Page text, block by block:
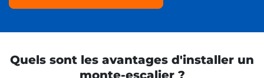
Quels sont les avantages d'installer un
monte-escalier ?